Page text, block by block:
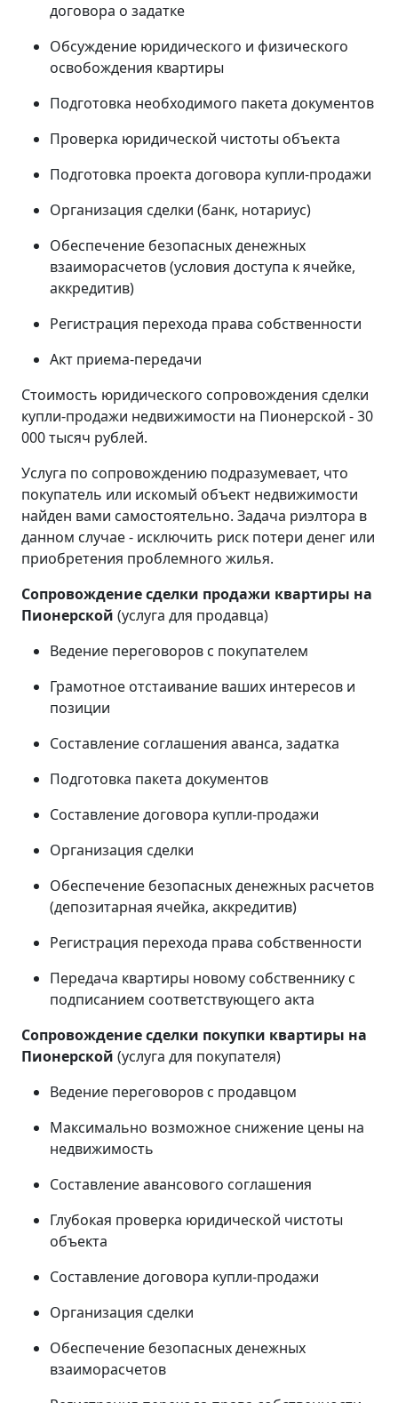
договора о задатке
Обсуждение юридического и физического
освобождения квартиры
Подготовка необходимого пакета документов
Проверка юридической чистоты объекта
Подготовка проекта договора купли-продажи
Организация сделки (банк, нотариус)
Обеспечение безопасных денежных
взаиморасчетов (условия доступа к ячейке,
аккредитив)
Регистрация перехода права собственности
Акт приема-передачи
Стоимость юридического сопровождения сделки
купли-продажи недвижимости на Пионерской - 30
000 тысяч рублей.
Услуга по сопровождению подразумевает, что
покупатель или искомый объект недвижимости
найден вами самостоятельно. Задача риэлтора в
данном случае - исключить риск потери денег или
приобретения проблемного жилья.
Сопровождение сделки продажи квартиры на
Пионерской (услуга для продавца)
Ведение переговоров с покупателем
Грамотное отстаивание ваших интересов и
позиции
Составление соглашения аванса, задатка
Подготовка пакета документов
Составление договора купли-продажи
Организация сделки
Обеспечение безопасных денежных расчетов
(депозитарная ячейка, аккредитив)
Регистрация перехода права собственности
Передача квартиры новому собственнику с
подписанием соответствующего акта
Сопровождение сделки покупки квартиры на
Пионерской (услуга для покупателя)
Ведение переговоров с продавцом
Максимально возможное снижение цены на
недвижимость
Составление авансового соглашения
Глубокая проверка юридической чистоты
объекта
Составление договора купли-продажи
Организация сделки
Обеспечение безопасных денежных
взаиморасчетов